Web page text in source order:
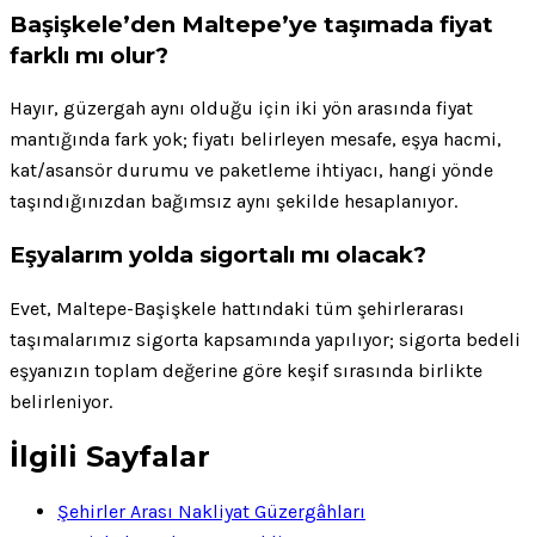
Başişkele’den Maltepe’ye taşımada fiyat
farklı mı olur?
Hayır, güzergah aynı olduğu için iki yön arasında fiyat
mantığında fark yok; fiyatı belirleyen mesafe, eşya hacmi,
kat/asansör durumu ve paketleme ihtiyacı, hangi yönde
taşındığınızdan bağımsız aynı şekilde hesaplanıyor.
Eşyalarım yolda sigortalı mı olacak?
Evet, Maltepe-Başişkele hattındaki tüm şehirlerarası
taşımalarımız sigorta kapsamında yapılıyor; sigorta bedeli
eşyanızın toplam değerine göre keşif sırasında birlikte
belirleniyor.
İlgili Sayfalar
Şehirler Arası Nakliyat Güzergâhları